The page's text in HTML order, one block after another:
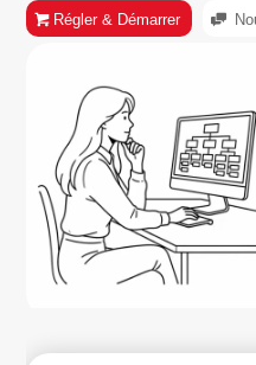
Régler & Démarrer